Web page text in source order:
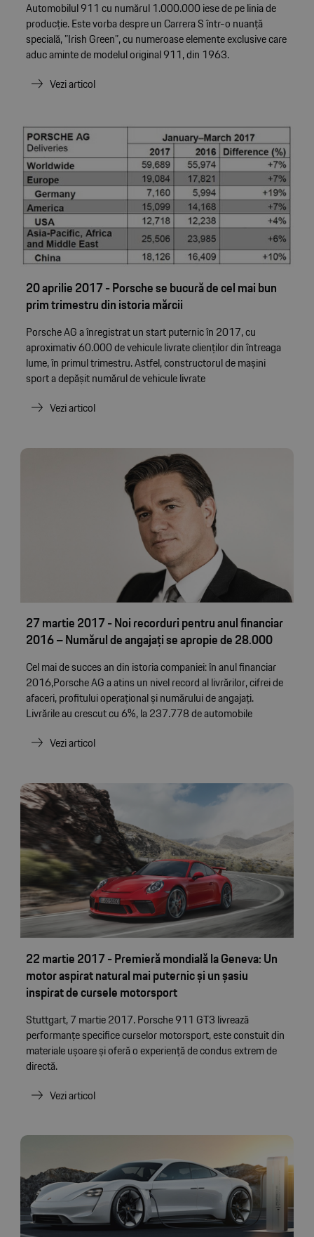
Automobilul 911 cu numărul 1.000.000 iese de pe linia de
producție. Este vorba despre un Carrera S într-o nuanță
specială, ”Irish Green”, cu numeroase elemente exclusive care
aduc aminte de modelul original 911, din 1963.
Vezi articol
20 aprilie 2017 - Porsche se bucură de cel mai bun
prim trimestru din istoria mărcii
Porsche AG a înregistrat un start puternic în 2017, cu
aproximativ 60.000 de vehicule livrate clienților din întreaga
lume, în primul trimestru. Astfel, constructorul de mașini
sport a depășit numărul de vehicule livrate
Vezi articol
27 martie 2017 - Noi recorduri pentru anul financiar
2016 – Numărul de angajați se apropie de 28.000
Cel mai de succes an din istoria companiei: în anul financiar
2016,Porsche AG a atins un nivel record al livrărilor, cifrei de
afaceri, profitului operațional și numărului de angajați.
Livrările au crescut cu 6%, la 237.778 de automobile
Vezi articol
22 martie 2017 - Premieră mondială la Geneva: Un
motor aspirat natural mai puternic și un șasiu
inspirat de cursele motorsport
Stuttgart, 7 martie 2017. Porsche 911 GT3 livrează
performanțe specifice curselor motorsport, este constuit din
materiale ușoare și oferă o experiență de condus extrem de
directă.
Vezi articol